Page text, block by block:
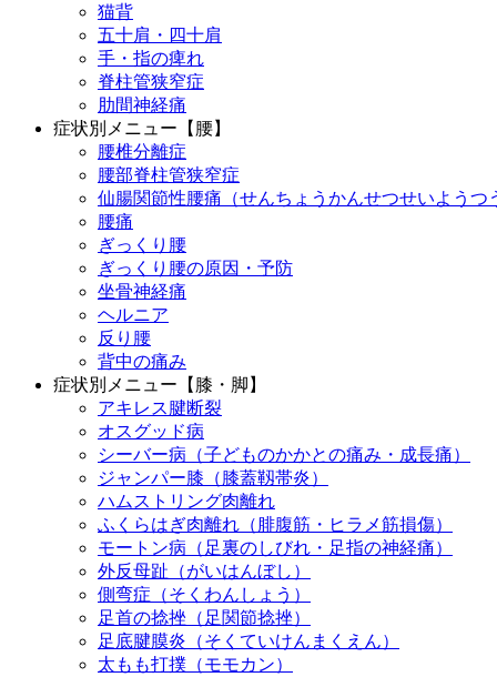
猫背
五十肩・四十肩
手・指の痺れ
脊柱管狭窄症
肋間神経痛
症状別メニュー【腰】
腰椎分離症
腰部脊柱管狭窄症
仙腸関節性腰痛（せんちょうかんせつせいようつ
腰痛
ぎっくり腰
ぎっくり腰の原因・予防
坐骨神経痛
ヘルニア
反り腰
背中の痛み
症状別メニュー【膝・脚】
アキレス腱断裂
オスグッド病
シーバー病（子どものかかとの痛み・成長痛）
ジャンパー膝（膝蓋靱帯炎）
ハムストリング肉離れ
ふくらはぎ肉離れ（腓腹筋・ヒラメ筋損傷）
モートン病（足裏のしびれ・足指の神経痛）
外反母趾（がいはんぼし）
側弯症（そくわんしょう）
足首の捻挫（足関節捻挫）
足底腱膜炎（そくていけんまくえん）
太もも打撲（モモカン）